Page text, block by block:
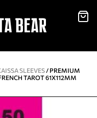
SLEEVES/ PREMIUM
TAROT 61X112MM